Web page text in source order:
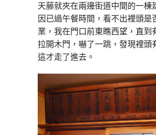
天藤就夾在兩邊街道中間的一棟
因已過午餐時間，看不出裡頭是
業，我在門口前東瞧西望，直到
拉開木門，嚇了一跳，發現裡頭
這才走了進去。